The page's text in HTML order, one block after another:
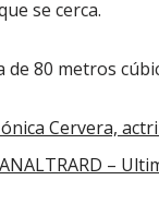
se cerca.
de 80 metros
Cervera,
–